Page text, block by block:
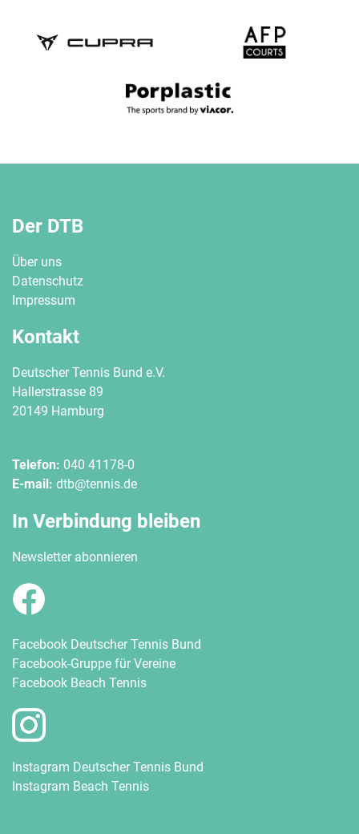
Der DTB
Über uns
Datenschutz
Impressum
Kontakt
Deutscher Tennis Bund e.V.
Hallerstrasse 89
20149 Hamburg
Telefon: 040 41178-0
E-mail: dtb@tennis.de
In Verbindung bleiben
Newsletter abonnieren
Facebook Deutscher Tennis Bund
Facebook-Gruppe für Vereine
Facebook Beach Tennis
Instagram Deutscher Tennis Bund
Instagram Beach Tennis